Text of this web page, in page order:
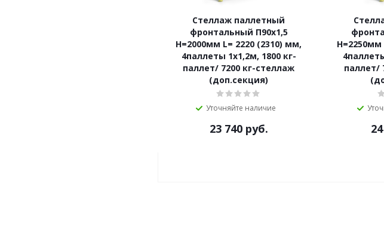
Стеллаж паллетный
фронтальный П90х1,5
Н=2000мм L= 2220 (2310) мм,
4паллеты 1х1,2м, 1800 кг-
паллет/ 7200 кг-стеллаж
(доп.секция)
Уточняйте наличие
23 740руб.
Н=2250мм
паллет/